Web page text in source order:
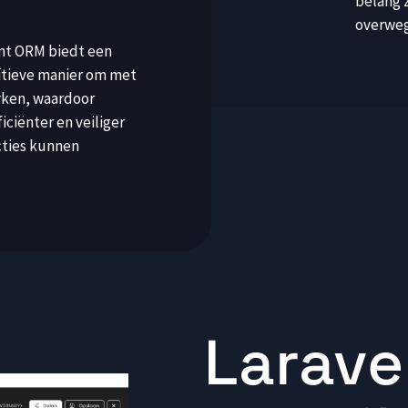
ORM biedt een
manier om met
waardoor
en veiliger
kunnen